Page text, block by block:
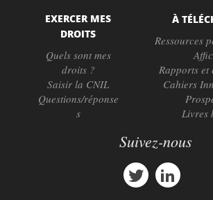
EXERCER MES
DROITS
Quels sont mes
droits ?
Saisir la CNIL
Questions/réponse
s
À
Ressources
Rapports et
Cahiers
Livres
Suivez-nous